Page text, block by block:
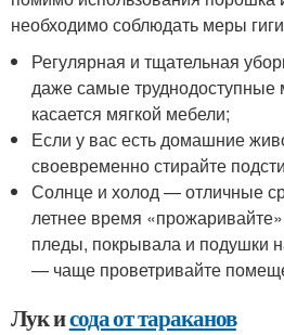
необходимо соблюдать меры
Регулярная и тщательная
даже самые труднодоступные
касается мягкой мебели;
Если у вас есть домашние
своевременно стирайте
Солнце и холод — отличные
летнее время
пледы, покрывала и подушки
— чаще проветривайте
Лук исода от тараканов